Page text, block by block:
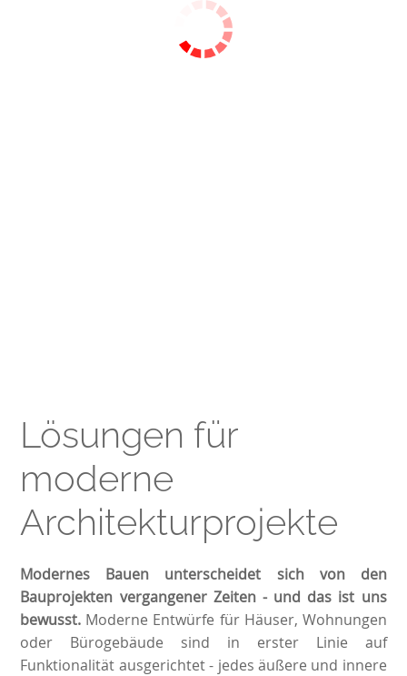
Lösungen für
moderne
Architekturprojekte
Modernes Bauen unterscheidet sich von den
Bauprojekten vergangener Zeiten - und das ist uns
bewusst. Moderne Entwürfe für Häuser, Wohnungen
oder Bürogebäude sind in erster Linie auf
Funktionalität ausgerichtet - jedes äußere und innere